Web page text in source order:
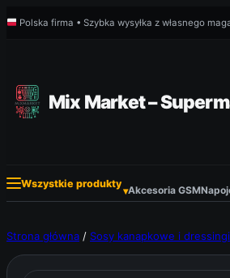
Przejdź
Polska firma • Szybka wysyłka z własnego
Mix Market –
Wszystkie produkty
▾Akcesoria GSM
Strona główna / Sosy kanapkowe i dressingi